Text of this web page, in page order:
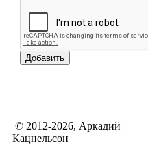
© 2012-2026, Аркадий
Кацнельсон